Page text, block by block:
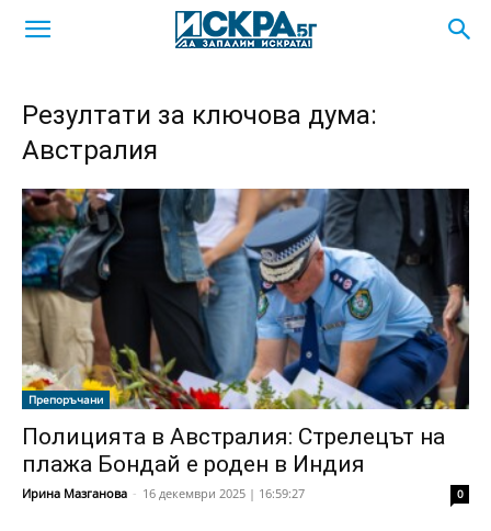
Резултати за ключова дума:
Австралия
Препоръчани
Полицията в Австралия: Стрелецът на
плажа Бондай е роден в Индия
Ирина Мазганова - 16 декември 2025 | 16:59:27 0